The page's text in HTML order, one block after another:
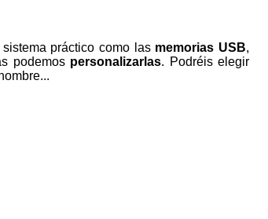
práctico como las memorias USB,
podemos personalizarlas. Podréis elegir